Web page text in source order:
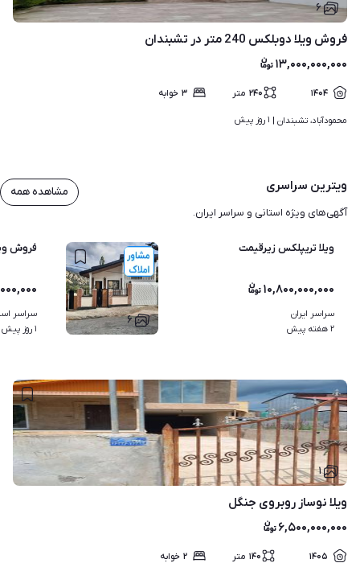
۶
فروش ویلا دوبلکس 240 متر در تشبندان
۱۳,۰۰۰,۰۰۰,۰۰۰
۱۴۰۴ ۲۴۰ متر ۳ خوابه
محمودآباد، تشبندان | ۱ روز پیش
ویترین سراسری
آگهی‌های ویژه استانی و سراسر ایران.
مشاهده همه
۶
ویلا تریپلکس زیرقیمت
۱۰,۸۰۰,۰۰۰,۰۰۰
سراسر ایران
۲ هفته پیش
فروش ویلا
سراسر
۱ روز پیش
۱
ویلا نوساز روبروی جنگل
۶,۵۰۰,۰۰۰,۰۰۰
۱۴۰۵ ۱۴۰ متر ۲ خوابه